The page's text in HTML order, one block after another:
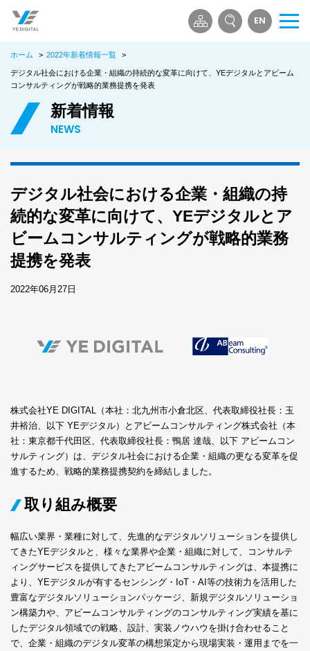
EN
メ
ー
ホーム > 2022年新着情報一覧 >
デジタル社会における企業・組織の持続的な変革に向けて、YEデジタルとアビーム
コンサルティングが戦略的業務提携を発表
新着情報
NEWS
デジタル社会における企業・組織の持
続的な変革に向けて、YEデジタルとア
ビームコンサルティングが戦略的業務
提携を発表
2022年06月27日
株式会社YE DIGITAL（本社：北九州市小倉北区、代表取締役社長：玉
井裕治、以下 YEデジタル）とアビームコンサルティング株式会社（本
社：東京都千代田区、代表取締役社長：鴨居 達哉、以下 アビームコン
サルティング）は、デジタル社会における企業・組織の更なる変革を促
進するため、戦略的業務提携契約を締結しました。
取り組み概要
幅広い業界・業種に対して、先進的なデジタルソリューションを提供し
てきたYEデジタルと、様々な業界や企業・組織に対して、コンサルテ
ィングサービスを提供してきたアビームコンサルティングは、本提携に
より、YEデジタルが有するセンシング・IoT・AI等の技術力を活用した
豊富なデジタルソリューションパッケージ、新規デジタルソリューショ
ン構築力や、アビームコンサルティングのコンサルティング実績を基に
したデジタル領域での戦略、設計、実装ノウハウを掛け合わせること
で、企業・組織のデジタル変革の構想策定から現場実装・運用までを一